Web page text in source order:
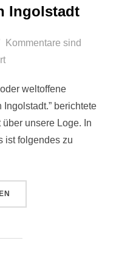
Ingolstadt
Kommentare sind
weltoffene
berichtete
unsere Loge. In
ist folgendes zu
“DIE FREIMAURER IN